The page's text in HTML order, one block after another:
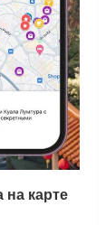
карте